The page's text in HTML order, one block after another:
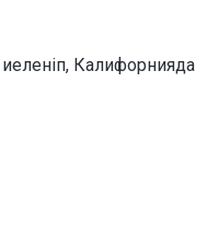
Калифорнияда